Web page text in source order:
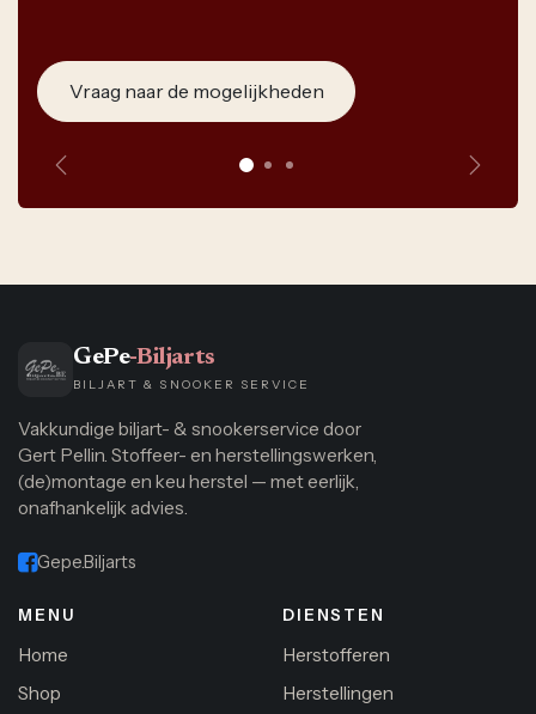
Vraag naar de mogelijkheden
Vorige
GePe-Biljarts
BILJART & SNOOKER SERVICE
Vakkundige biljart- & snookerservice door
Gert Pellin. Stoffeer- en herstellingswerken,
(de)montage en keu herstel — met eerlijk,
onafhankelijk advies.
Gepe.Biljarts
MENU
Home
Shop
DIENSTEN
Herstofferen
Herstellingen